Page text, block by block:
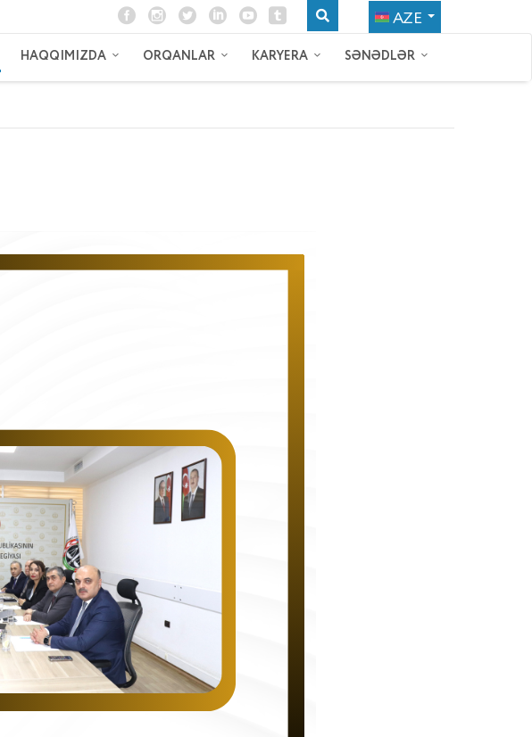
AZE
HAQQIMIZDA ORQANLAR KARYERA SƏNƏDLƏR